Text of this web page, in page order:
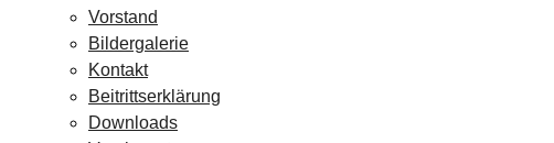
Vorstand
Bildergalerie
Kontakt
Beitrittserklärung
Downloads